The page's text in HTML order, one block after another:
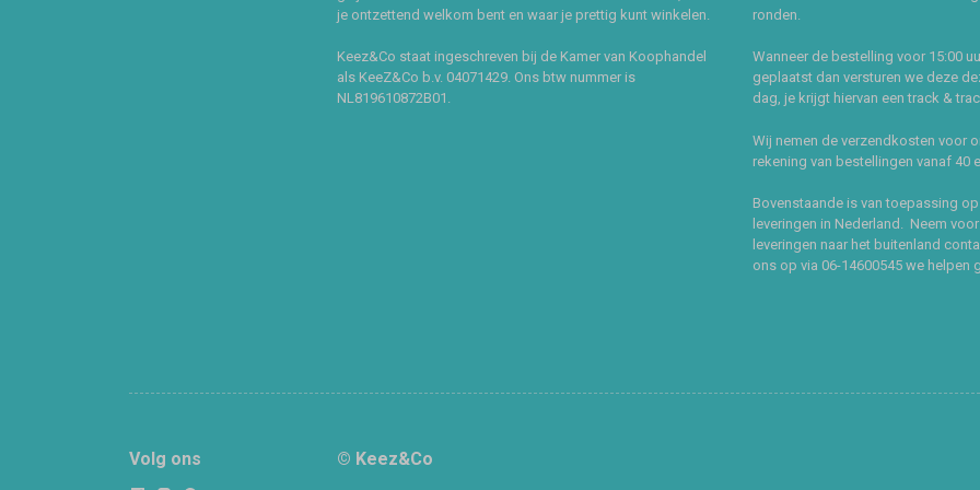
je ontzettend welkom bent en waar je prettig kunt winkelen.
Keez&Co staat ingeschreven bij de Kamer van Koophandel
als KeeZ&Co b.v. 04071429. Ons btw nummer is
NL819610872B01.
ronden.
Wanneer de bestelling voor 15:00
geplaatst dan versturen we deze
dag, je krijgt hiervan een track &
Wij nemen de verzendkosten voor
rekening van bestellingen vanaf 40
Bovenstaande is van toepassing op
leveringen in Nederland. Neem voor
leveringen naar het buitenland
ons op via 06-14600545 we helpen
Volg ons © Keez&Co